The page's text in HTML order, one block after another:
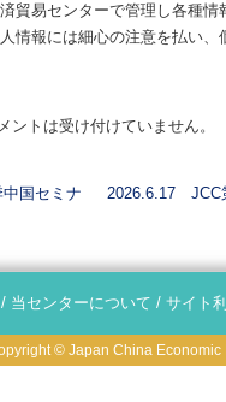
貿易センターで管理し各種
情報には細心の注意を払い
ントは受け付けていません。
国セミナ
2026.6.17 JCC
/ 当センターについて / サイト
© Japan China